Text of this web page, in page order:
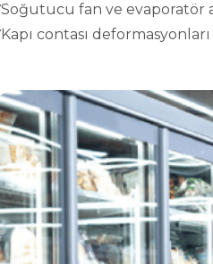
Soğutucu fan ve evaporatör
Kapı contası deformasyonları